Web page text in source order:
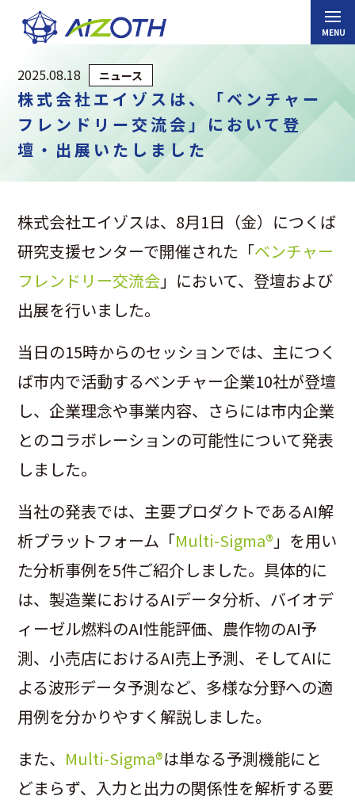
2025.08.18 ニュース
株式会社エイゾスは、「ベンチャー
フレンドリー交流会」において登
壇・出展いたしました
株式会社エイゾスは、8月1日（金）につくば
研究支援センターで開催された「ベンチャー
フレンドリー交流会」において、登壇および
出展を行いました。
当日の15時からのセッションでは、主につく
ば市内で活動するベンチャー企業10社が登壇
し、企業理念や事業内容、さらには市内企業
とのコラボレーションの可能性について発表
しました。
当社の発表では、主要プロダクトであるAI解
析プラットフォーム「Multi-Sigma® 」を用い
た分析事例を5件ご紹介しました。具体的に
は、製造業におけるAIデータ分析、バイオデ
ィーゼル燃料のAI性能評価、農作物のAI予
測、小売店におけるAI売上予測、そしてAIに
よる波形データ予測など、多様な分野への適
用例を分かりやすく解説しました。
また、 Multi-Sigma®は単なる予測機能にと
どまらず、入力と出力の関係性を解析する要